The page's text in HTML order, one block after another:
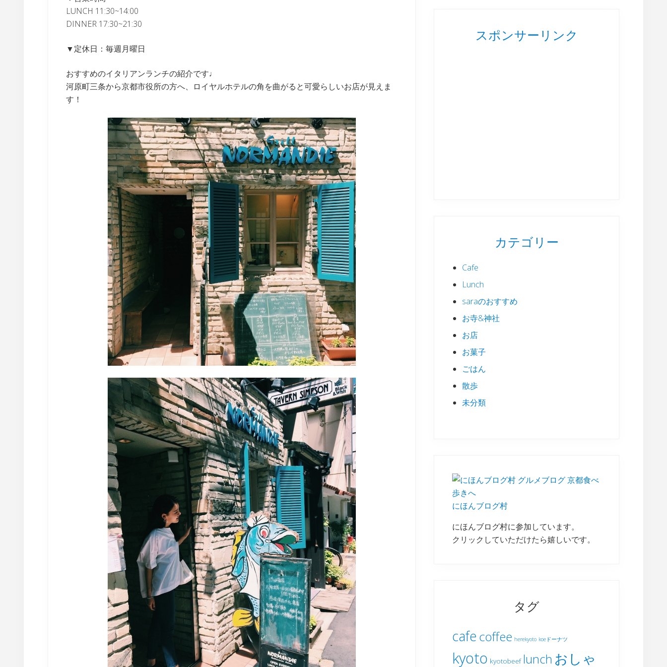
LUNCH 11:30~14:00
DINNER 17:30~21:30
▼定休日：毎週月曜日
おすすめのイタリアンランチの紹介です♩
河原町三条から京都市役所の方へ、ロイヤルホテルの角を曲がると可愛らしいお店が見えま
す！
スポンサーリンク
カテゴリー
Cafe
Lunch
saraのおすすめ
お寺&神社
お店
お菓子
ごはん
散歩
未分類
にほんブログ村
にほんブログ村に参加しています。
クリックしていただけたら嬉しいです。
タグ
cafe coffee herekyoto koeドーナツ
kyoto kyotobeef lunch おしゃ